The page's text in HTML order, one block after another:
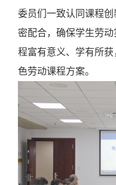
委员们一致认同课程
密配合，确保学生劳
程富有意义、学有所
色劳动课程方案。